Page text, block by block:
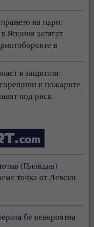
на пари:
Япония затягат
в
в защитата:
и пожарите
под риск
(Пловдив)
точка от Левски
бе невероятна